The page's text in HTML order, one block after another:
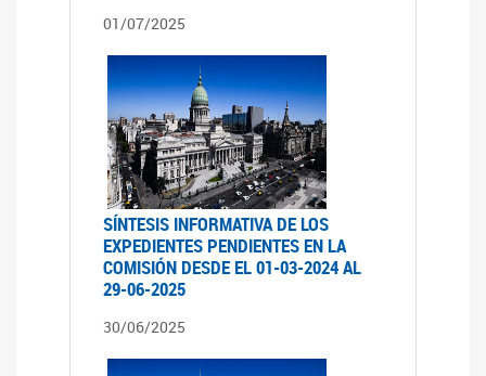
01/07/2025
SÍNTESIS INFORMATIVA DE LOS
EXPEDIENTES PENDIENTES EN LA
COMISIÓN DESDE EL 01-03-2024 AL
29-06-2025
30/06/2025